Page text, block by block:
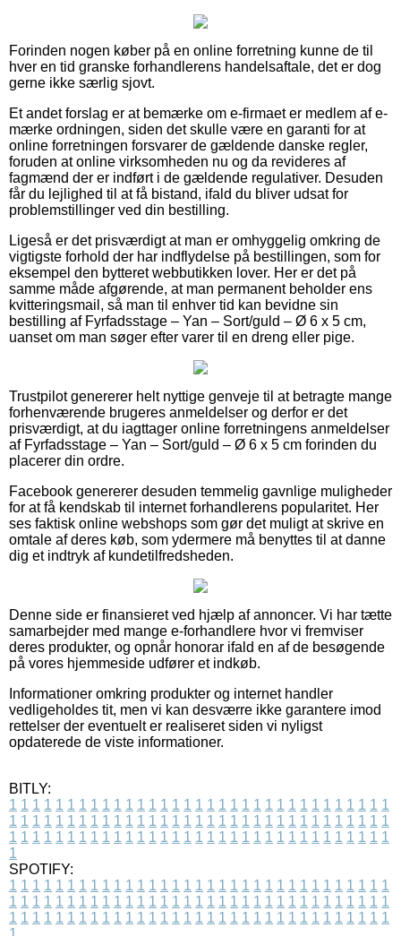
Forinden nogen køber på en online forretning kunne de til
hver en tid granske forhandlerens handelsaftale, det er dog
gerne ikke særlig sjovt.
Et andet forslag er at bemærke om e-firmaet er medlem af e-
mærke ordningen, siden det skulle være en garanti for at
online forretningen forsvarer de gældende danske regler,
foruden at online virksomheden nu og da revideres af
fagmænd der er indført i de gældende regulativer. Desuden
får du lejlighed til at få bistand, ifald du bliver udsat for
problemstillinger ved din bestilling.
Ligeså er det prisværdigt at man er omhyggelig omkring de
vigtigste forhold der har indflydelse på bestillingen, som for
eksempel den bytteret webbutikken lover. Her er det på
samme måde afgørende, at man permanent beholder ens
kvitteringsmail, så man til enhver tid kan bevidne sin
bestilling af Fyrfadsstage – Yan – Sort/guld – Ø 6 x 5 cm,
uanset om man søger efter varer til en dreng eller pige.
Trustpilot genererer helt nyttige genveje til at betragte mange
forhenværende brugeres anmeldelser og derfor er det
prisværdigt, at du iagttager online forretningens anmeldelser
af Fyrfadsstage – Yan – Sort/guld – Ø 6 x 5 cm forinden du
placerer din ordre.
Facebook genererer desuden temmelig gavnlige muligheder
for at få kendskab til internet forhandlerens popularitet. Her
ses faktisk online webshops som gør det muligt at skrive en
omtale af deres køb, som ydermere må benyttes til at danne
dig et indtryk af kundetilfredsheden.
Denne side er finansieret ved hjælp af annoncer. Vi har tætte
samarbejder med mange e-forhandlere hvor vi fremviser
deres produkter, og opnår honorar ifald en af de besøgende
på vores hjemmeside udfører et indkøb.
Informationer omkring produkter og internet handler
vedligeholdes tit, men vi kan desværre ikke garantere imod
rettelser der eventuelt er realiseret siden vi nyligst
opdaterede de viste informationer.
BITLY:
1 1 1 1 1 1 1 1 1 1 1 1 1 1 1 1 1 1 1 1 1 1 1 1 1 1 1 1 1 1 1 1 1
1 1 1 1 1 1 1 1 1 1 1 1 1 1 1 1 1 1 1 1 1 1 1 1 1 1 1 1 1 1 1 1 1
1 1 1 1 1 1 1 1 1 1 1 1 1 1 1 1 1 1 1 1 1 1 1 1 1 1 1 1 1 1 1 1 1
1
SPOTIFY:
1 1 1 1 1 1 1 1 1 1 1 1 1 1 1 1 1 1 1 1 1 1 1 1 1 1 1 1 1 1 1 1 1
1 1 1 1 1 1 1 1 1 1 1 1 1 1 1 1 1 1 1 1 1 1 1 1 1 1 1 1 1 1 1 1 1
1 1 1 1 1 1 1 1 1 1 1 1 1 1 1 1 1 1 1 1 1 1 1 1 1 1 1 1 1 1 1 1 1